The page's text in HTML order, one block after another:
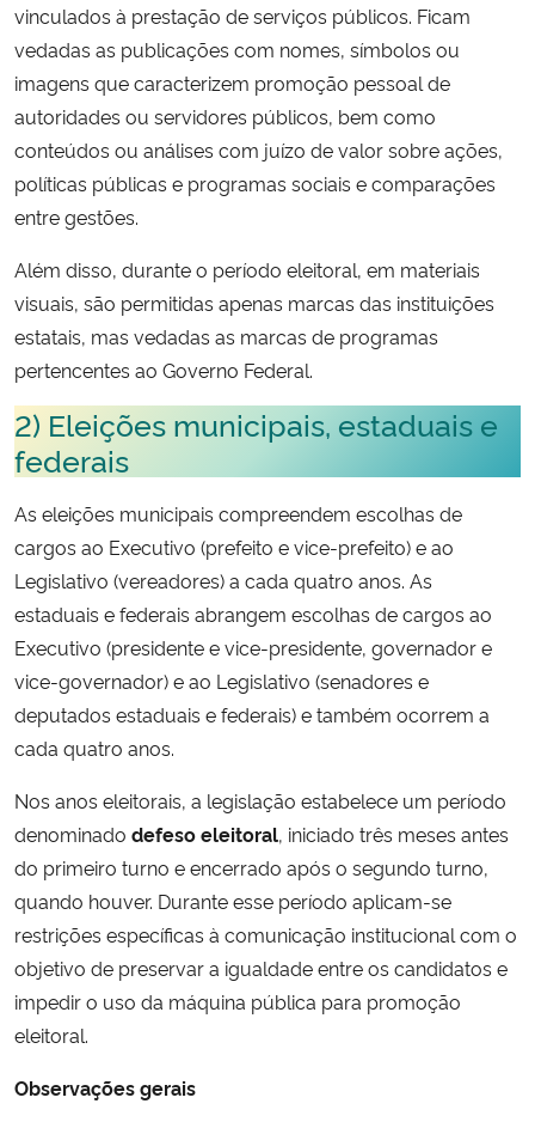
vinculados à prestação de serviços públicos. Ficam
vedadas as publicações com nomes, símbolos ou
imagens que caracterizem promoção pessoal de
autoridades ou servidores públicos, bem como
conteúdos ou análises com juízo de valor sobre ações,
políticas públicas e programas sociais e comparações
entre gestões.
Além disso, durante o período eleitoral, em materiais
visuais, são permitidas apenas marcas das instituições
estatais, mas vedadas as marcas de programas
pertencentes ao Governo Federal.
2) Eleições municipais, estaduais e
federais
As eleições municipais compreendem escolhas de
cargos ao Executivo (prefeito e vice-prefeito) e ao
Legislativo (vereadores) a cada quatro anos. As
estaduais e federais abrangem escolhas de cargos ao
Executivo (presidente e vice-presidente, governador e
vice-governador) e ao Legislativo (senadores e
deputados estaduais e federais) e também ocorrem a
cada quatro anos.
Nos anos eleitorais, a legislação estabelece um período
denominado defeso eleitoral, iniciado três meses antes
do primeiro turno e encerrado após o segundo turno,
quando houver. Durante esse período aplicam-se
restrições específicas à comunicação institucional com o
objetivo de preservar a igualdade entre os candidatos e
impedir o uso da máquina pública para promoção
eleitoral.
Observações gerais